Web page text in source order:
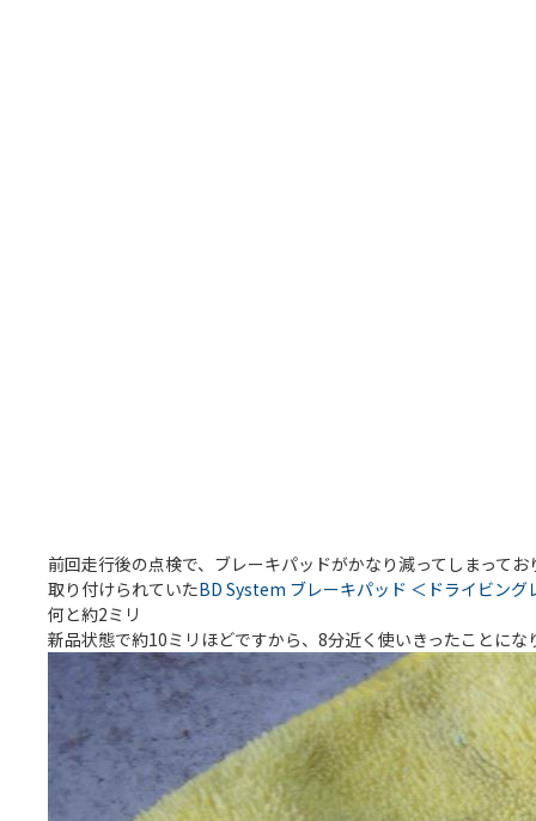
前回走行後の点検で、ブレーキパッドがかなり減ってしまって
取り付けられていたBD System ブレーキパッド ＜ドライビング
何と約2ミリ
新品状態で約10ミリほどですから、8分近く使いきったことにな